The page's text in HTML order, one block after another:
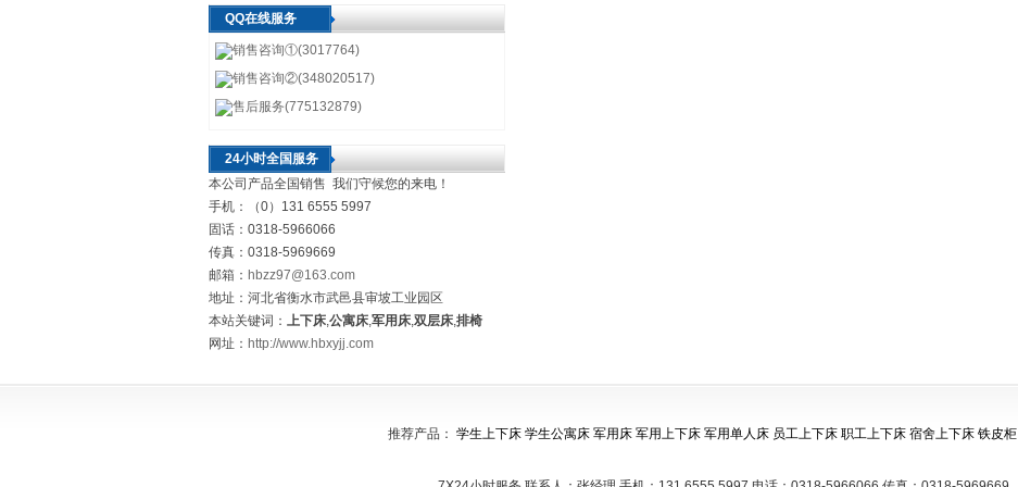
QQ在线服务
销售咨询①(3017764)
销售咨询②(348020517)
售后服务(775132879)
24小时全国服务
本公司产品全国销售 我们守候您的来电！
手机：（0）131 6555 5997
固话：0318-5966066
传真：0318-5969669
邮箱： hbzz97@163.com
地址：河北省衡水市武邑县审坡工业园区
本站关键词： 上下床,公寓床,军用床,双层床,排椅
网址： http://www.hbxyjj.com
推荐产品： 学生上下床 学生公寓床 军用床 军用上下床 军用单人床 员工上下床 职工上下床 宿舍上下床 铁皮柜